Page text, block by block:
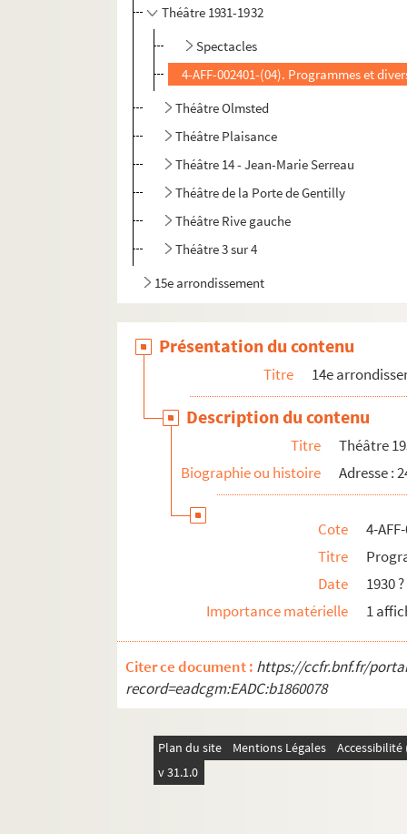
Théâtre 1931-1932
Spectacles
4-AFF-002401-(04). Programmes et
Théâtre Olmsted
Théâtre Plaisance
Théâtre 14 - Jean-Marie Serreau
Théâtre de la Porte de Gentilly
Théâtre Rive gauche
Théâtre 3 sur 4
15e arrondissement
Présentation du contenu
Titre 14e
Description du contenu
Titre
Théâtre
Biographie ou histoire
Adresse :
Cote
4-
Titre
Date
1930 ?
Importance matérielle
1
Citer ce document : https://ccfr.bnf.fr/
record=eadcgm:EADC:b1860078
Plan du site Mentions Légales
v 31.1.0